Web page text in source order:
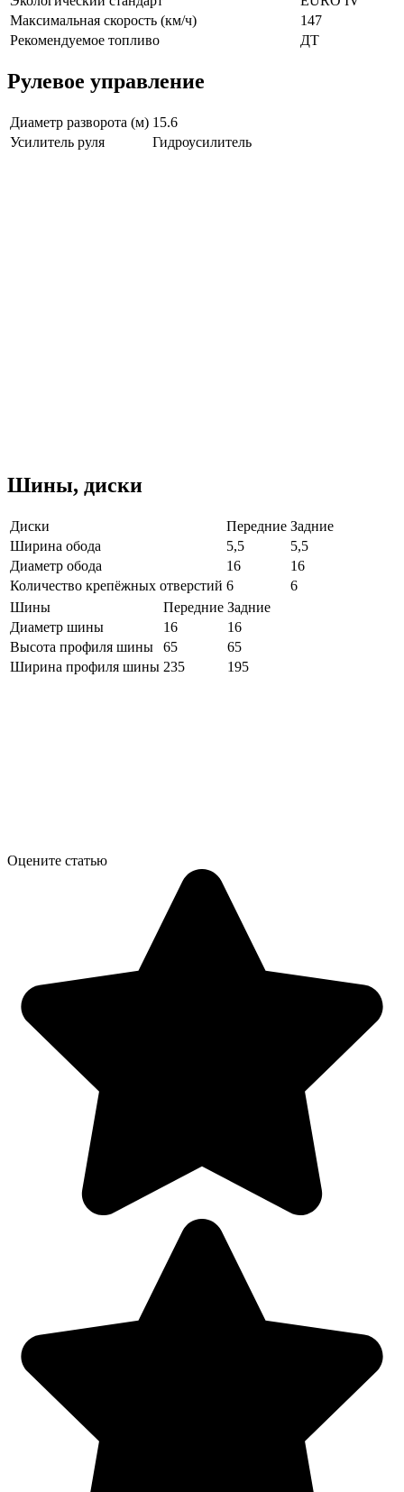
Максимальная скорость (км/ч)
147
Рекомендуемое топливо
ДТ
Рулевое управление
Диаметр разворота (м) 15.6
Усилитель руля
Гидроусилитель
Шины, диски
Диски Передние Задние
Ширина обода
5,5
5,5
Диаметр обода
16
16
Количество крепёжных отверстий 6
6
Шины
Передние Задние
Диаметр шины
16
16
Высота профиля шины
65
65
Ширина профиля шины 235 195
Оцените статью